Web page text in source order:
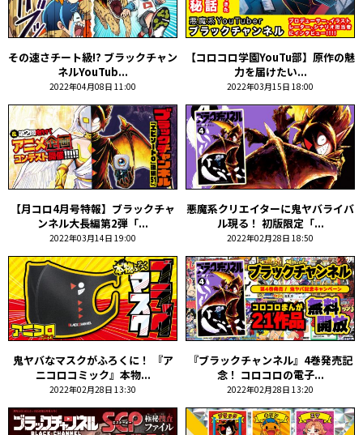
その速さチート級!? ブラックチャン
ネルYouTub...
2022年04月08日 11:00
【コロコロ学園YouTu部】原作の魅
力を届けたい――...
2022年03月15日 18:00
【月コロ4月号特報】ブラックチャ
ンネル大長編第2弾「...
2022年03月14日 19:00
悪魔系クリエイターに鬼ヤバライバ
ル現る！ 初版限定「...
2022年02月28日 18:50
鬼ヤバなマスクがふろくに！ 『ア
ニコロコミック』本物...
2022年02月28日 13:30
『ブラックチャンネル』4巻発売記
念！ コロコロの電子...
2022年02月28日 13:20